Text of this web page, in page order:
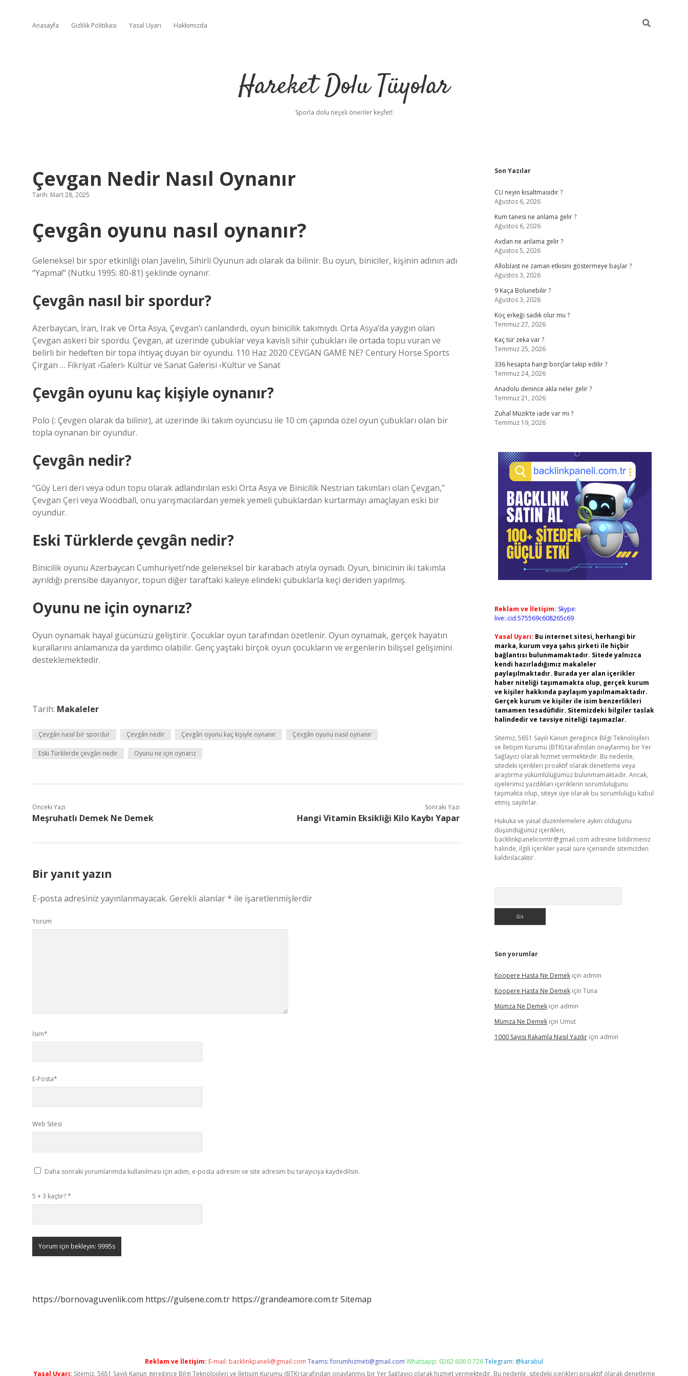
Anasayfa Gizlilik Politikası Yasal Uyarı Hakkımızda
Hareket Dolu Tüyolar
Sporla dolu neşeli öneriler keşfet!
Çevgan Nedir Nasıl Oynanır
Tarih: Mart 28, 2025
Çevgân oyunu nasıl oynanır?
Geleneksel bir spor etkinliği olan Javelin, Sihirli Oyunun adı olarak da bilinir. Bu oyun, biniciler, kişinin adının adı
“Yapma!” (Nutku 1995: 80-81) şeklinde oynanır.
Çevgân nasıl bir spordur?
Azerbaycan, İran, Irak ve Orta Asya, Çevgan’ı canlandırdı, oyun binicilik takımıydı. Orta Asya’da yaygın olan
Çevgan askeri bir spordu. Çevgan, at üzerinde çubuklar veya kavisli sihir çubukları ile ortada topu vuran ve
belirli bir hedeften bir topa ihtiyaç duyan bir oyundu. 110 Haz 2020 CEVGAN GAME NE? Century Horse Sports
Çirgan … Fikriyat ›Galeri› Kültür ve Sanat Galerisi ›Kültür ve Sanat
Çevgân oyunu kaç kişiyle oynanır?
Polo (: Çevgen olarak da bilinir), at üzerinde iki takım oyuncusu ile 10 cm çapında özel oyun çubukları olan bir
topla oynanan bir oyundur.
Çevgân nedir?
“Gûy Leri deri veya odun topu olarak adlandırılan eski Orta Asya ve Binicilik Nestrian takımları olan Çevgan,”
Çevgan Çeri veya Woodball, onu yarışmacılardan yemek yemeli çubuklardan kurtarmayı amaçlayan eski bir
oyundur.
Eski Türklerde çevgân nedir?
Binicilik oyunu Azerbaycan Cumhuriyeti’nde geleneksel bir karabach atıyla oynadı. Oyun, binicinin iki takımla
ayrıldığı prensibe dayanıyor, topun diğer taraftaki kaleye elindeki çubuklarla keçi deriden yapılmış.
Oyunu ne için oynarız?
Oyun oynamak hayal gücünüzü geliştirir. Çocuklar oyun tarafından özetlenir. Oyun oynamak, gerçek hayatın
kurallarını anlamanıza da yardımcı olabilir. Genç yaştaki birçok oyun çocukların ve ergenlerin bilişsel gelişimini
desteklemektedir.
Tarih: Makaleler
Çevgân nasıl bir spordur Çevgân nedir Çevgân oyunu kaç kişiyle oynanır Çevgân oyunu nasıl oynanır
Eski Türklerde çevgân nedir Oyunu ne için oynarız
Önceki Yazı
Meşruhatlı Demek Ne Demek
Sonraki Yazı
Hangi Vitamin Eksikliği Kilo Kaybı Yapar
Bir yanıt yazın
E-posta adresiniz yayınlanmayacak. Gerekli alanlar* ile işaretlenmişlerdir
Yorum
İsim*
E-Posta*
Web Sitesi
Daha sonraki yorumlarımda kullanılması için adım, e-posta adresim ve site adresim bu tarayıcıya kaydedilsin.
5 + 3 kaçtır?*
https://bornovaguvenlik.com https://gulsene.com.tr https://grandeamore.com.trSitemap
Sidebar
Son Yazılar
CU neyin kısaltmasıdır ?
Ağustos 6, 2026
Kum tanesi ne anlama gelir ?
Ağustos 6, 2026
Avdan ne anlama gelir ?
Ağustos 5, 2026
Alloblast ne zaman etkisini göstermeye başlar ?
Ağustos 3, 2026
9 Kaça Bolunebilir ?
Ağustos 3, 2026
Koç erkeği sadık olur mu ?
Temmuz 27, 2026
Kaç tür zeka var ?
Temmuz 25, 2026
336 hesapta hangi borçlar takip edilir ?
Temmuz 24, 2026
Anadolu denince akla neler gelir ?
Temmuz 21, 2026
Zuhal Müzik’te iade var mı ?
Temmuz 19, 2026
Reklam ve İletişim: Skype:
live:.cid.575569c608265c69
Yasal Uyarı: Bu internet sitesi, herhangi bir
marka, kurum veya şahıs şirketi ile hiçbir
bağlantısı bulunmamaktadır. Sitede yalnızca
kendi hazırladığımız makaleler
paylaşılmaktadır. Burada yer alan içerikler
haber niteliği taşımamakta olup, gerçek kurum
ve kişiler hakkında paylaşım yapılmamaktadır.
Gerçek kurum ve kişiler ile isim benzerlikleri
tamamen tesadüfidir. Sitemizdeki bilgiler taslak
halindedir ve tavsiye niteliği taşımazlar.
Sitemiz, 5651 Sayılı Kanun gereğince Bilgi Teknolojileri
ve İletişim Kurumu (BTK) tarafından onaylanmış bir Yer
Sağlayıcı olarak hizmet vermektedir. Bu nedenle,
sitedeki içerikleri proaktif olarak denetleme veya
araştırma yükümlülüğümüz bulunmamaktadır. Ancak,
üyelerimiz yazdıkları içeriklerin sorumluluğunu
taşımakta olup, siteye üye olarak bu sorumluluğu kabul
etmiş sayılırlar.
Hukuka ve yasal düzenlemelere aykırı olduğunu
düşündüğünüz içerikleri,
backlinkpanelicomtr@gmail.com adresine bildirmeniz
halinde, ilgili içerikler yasal süre içerisinde sitemizden
kaldırılacaktır.
Son yorumlar
Koopere Hasta Ne Demekiçin admin
Koopere Hasta Ne Demekiçin Tuna
Mümza Ne Demekiçin admin
Mümza Ne Demekiçin Umut
1000 Sayısı Rakamla Nasıl Yazılıriçin admin
Reklam ve İletişim: E-mail: backlinkpaneli@gmail.com Teams:forumhizmeti@gmail.com Whatsapp: 0262 606 0 726Telegram: @karabul
Yasal Uyarı: Sitemiz, 5651 Sayılı Kanun gereğince Bilgi Teknolojileri ve İletişim Kurumu (BTK) tarafından onaylanmış bir Yer Sağlayıcı olarak hizmet vermektedir. Bu nedenle, sitedeki içerikleri proaktif olarak denetleme